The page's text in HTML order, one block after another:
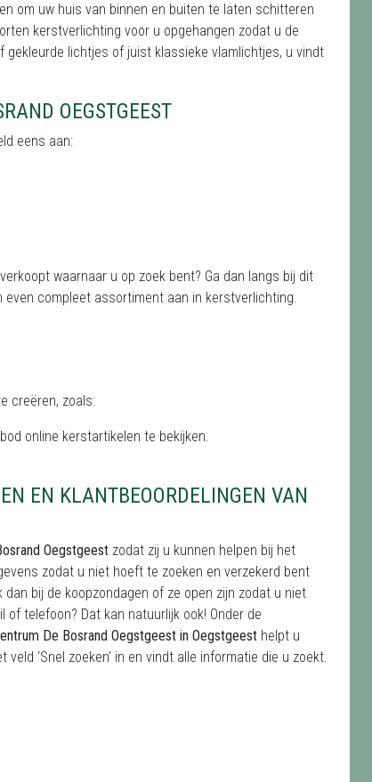
om uw huis van binnen en buiten te laten schitteren
kerstverlichting voor u opgehangen zodat u de
gekleurde lichtjes of juist klassieke vlamlichtjes, u vindt
OEGSTGEEST
eens aan:
waarnaar u op zoek bent? Ga dan langs bij dit
compleet assortiment aan in kerstverlichting.
creëren, zoals:
online kerstartikelen te bekijken.
EN KLANTBEOORDELINGEN VAN
Oegstgeest zodat zij u kunnen helpen bij het
zodat u niet hoeft te zoeken en verzekerd bent
bij de koopzondagen of ze open zijn zodat u niet
telefoon? Dat kan natuurlijk ook! Onder de
De Bosrand Oegstgeest in Oegstgeest helpt u
‘Snel zoeken’ in en vindt alle informatie die u zoekt.